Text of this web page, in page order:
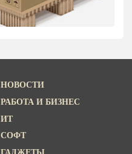
НОВОСТИ
РАБОТА И БИЗНЕС
ИТ
СОФТ